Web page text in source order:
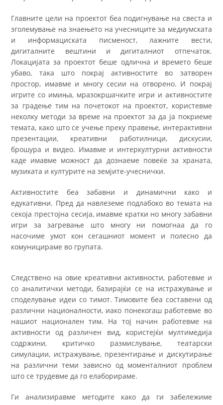
Главните цели на проектот беа подигнување на свеста и
зголемување на знаењето на учесниците за медиумската
и информациската писменост, лажните вести,
дигиталните вештини и дигиталниот отпечаток.
Локацијата за проектот беше одлична и времето беше
убаво, така што покрај активностите во затворен
простор, имавме и многу сесии на отворено. И покрај
игрите со имиња, мразокршачките игри и активностите
за градење тим на почетокот на проектот, користевме
неколку методи за време на проектот за да ја покриеме
темата, како што се учење преку правење, интерактивни
презентации, креативни работилници, дискусии,
брошура и видео. Имавме и интеркултурни активности
каде имавме можност да дознаеме повеќе за храната,
музиката и културите на земјите-учеснички.
Активностите беа забавни и динамични како и
едукативни. Пред да навлеземе подлабоко во темата на
секоја престојна сесија, имавме кратки но многу забавни
игри за загревање што многу ни помогнаа да го
насочиме умот кон сегашниот момент и полесно да
комуницираме во групата.
Следствено на овие креативни активности, работевме и
со аналитички методи, базирајќи се на истражување и
споделување идеи со тимот. Тимовите беа составени од
различни националности, иако понекогаш работевме во
нашиот национален тим. На тој начин работевме на
активности од различен вид, користејќи мултимедија
содржини, критичко размислување, театарски
симулации, истражување, презентирање и дискутирање
на различни теми зависно од моменталниот проблем
што се трудевме да го елаборираме.
Ги анализиравме методите како да ги забележиме